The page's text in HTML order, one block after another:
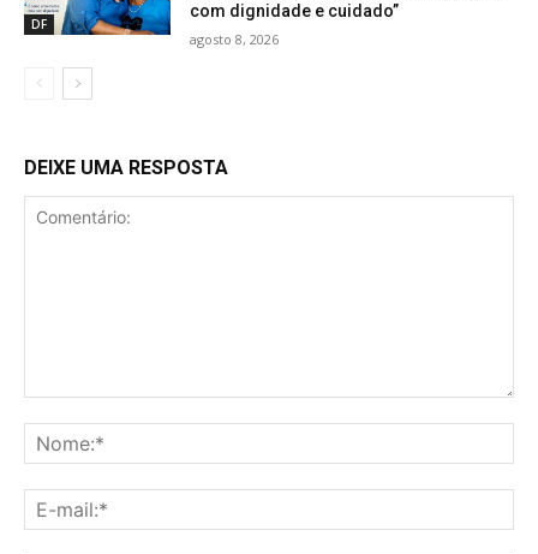
DF
com dignidade e cuidado”
agosto 8, 2026
DEIXE UMA RESPOSTA